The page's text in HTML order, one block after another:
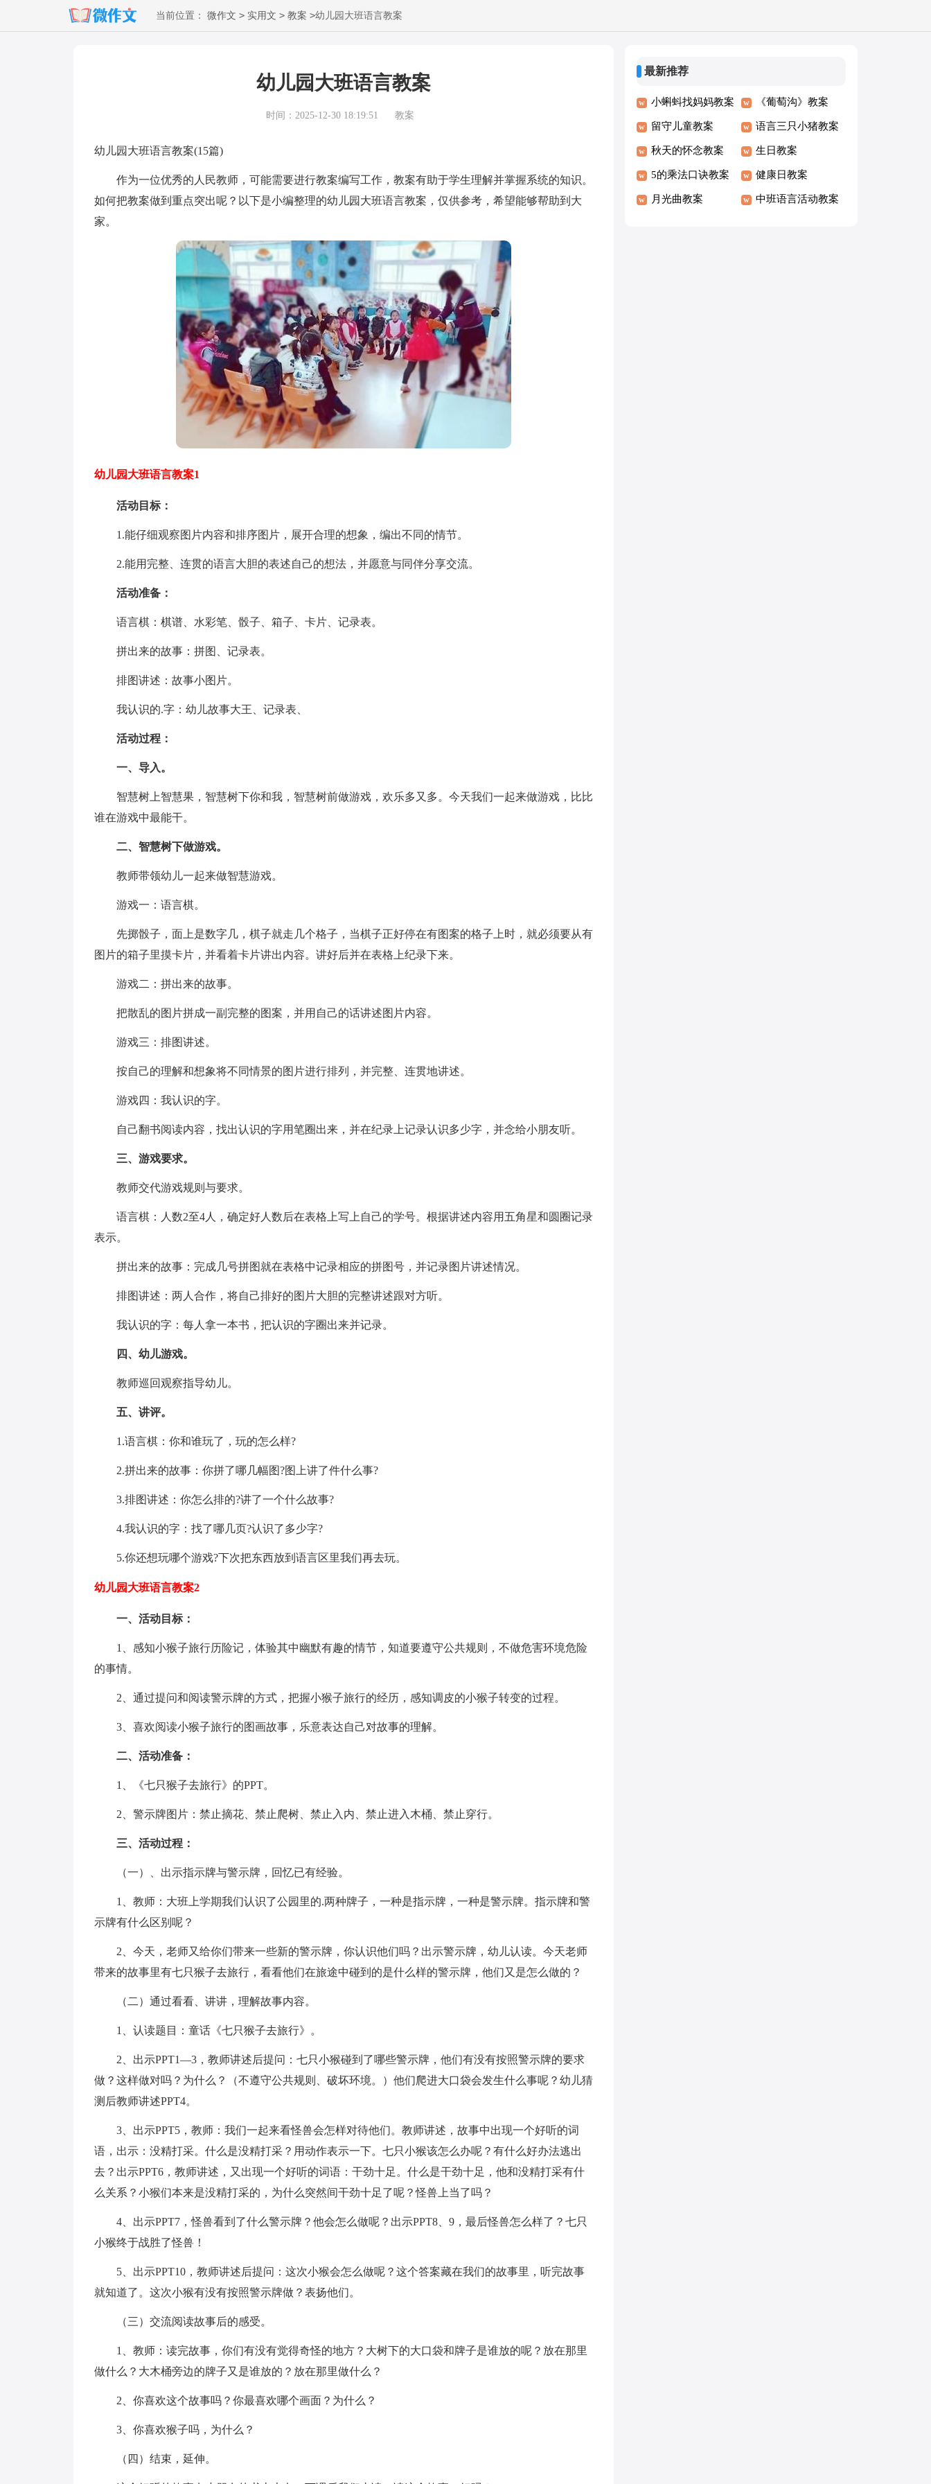
当前位置： 微作文 > 实用文 > 教案 >幼儿园大班语言教案
幼儿园大班语言教案
时间：2025-12-30 18:19:51 教案
幼儿园大班语言教案(15篇)
作为一位优秀的人民教师，可能需要进行教案编写工作，教案有助于学生理解并掌握系统的知识。
如何把教案做到重点突出呢？以下是小编整理的幼儿园大班语言教案，仅供参考，希望能够帮助到大
家。
幼儿园大班语言教案1
活动目标：
1.能仔细观察图片内容和排序图片，展开合理的想象，编出不同的情节。
2.能用完整、连贯的语言大胆的表述自己的想法，并愿意与同伴分享交流。
活动准备：
语言棋：棋谱、水彩笔、骰子、箱子、卡片、记录表。
拼出来的故事：拼图、记录表。
排图讲述：故事小图片。
我认识的.字：幼儿故事大王、记录表、
活动过程：
一、导入。
智慧树上智慧果，智慧树下你和我，智慧树前做游戏，欢乐多又多。今天我们一起来做游戏，比比
谁在游戏中最能干。
二、智慧树下做游戏。
教师带领幼儿一起来做智慧游戏。
游戏一：语言棋。
先掷骰子，面上是数字几，棋子就走几个格子，当棋子正好停在有图案的格子上时，就必须要从有
图片的箱子里摸卡片，并看着卡片讲出内容。讲好后并在表格上纪录下来。
游戏二：拼出来的故事。
把散乱的图片拼成一副完整的图案，并用自己的话讲述图片内容。
游戏三：排图讲述。
按自己的理解和想象将不同情景的图片进行排列，并完整、连贯地讲述。
游戏四：我认识的字。
自己翻书阅读内容，找出认识的字用笔圈出来，并在纪录上记录认识多少字，并念给小朋友听。
三、游戏要求。
教师交代游戏规则与要求。
语言棋：人数2至4人，确定好人数后在表格上写上自己的学号。根据讲述内容用五角星和圆圈记录
表示。
拼出来的故事：完成几号拼图就在表格中记录相应的拼图号，并记录图片讲述情况。
排图讲述：两人合作，将自己排好的图片大胆的完整讲述跟对方听。
我认识的字：每人拿一本书，把认识的字圈出来并记录。
四、幼儿游戏。
教师巡回观察指导幼儿。
五、讲评。
1.语言棋：你和谁玩了，玩的怎么样?
2.拼出来的故事：你拼了哪几幅图?图上讲了件什么事?
3.排图讲述：你怎么排的?讲了一个什么故事?
4.我认识的字：找了哪几页?认识了多少字?
5.你还想玩哪个游戏?下次把东西放到语言区里我们再去玩。
幼儿园大班语言教案2
一、活动目标：
1、感知小猴子旅行历险记，体验其中幽默有趣的情节，知道要遵守公共规则，不做危害环境危险
的事情。
2、通过提问和阅读警示牌的方式，把握小猴子旅行的经历，感知调皮的小猴子转变的过程。
3、喜欢阅读小猴子旅行的图画故事，乐意表达自己对故事的理解。
二、活动准备：
1、《七只猴子去旅行》的PPT。
2、警示牌图片：禁止摘花、禁止爬树、禁止入内、禁止进入木桶、禁止穿行。
三、活动过程：
（一）、出示指示牌与警示牌，回忆已有经验。
1、教师：大班上学期我们认识了公园里的.两种牌子，一种是指示牌，一种是警示牌。指示牌和警
示牌有什么区别呢？
2、今天，老师又给你们带来一些新的警示牌，你认识他们吗？出示警示牌，幼儿认读。今天老师
带来的故事里有七只猴子去旅行，看看他们在旅途中碰到的是什么样的警示牌，他们又是怎么做的？
（二）通过看看、讲讲，理解故事内容。
1、认读题目：童话《七只猴子去旅行》。
2、出示PPT1—3，教师讲述后提问：七只小猴碰到了哪些警示牌，他们有没有按照警示牌的要求
做？这样做对吗？为什么？（不遵守公共规则、破坏环境。）他们爬进大口袋会发生什么事呢？幼儿猜
测后教师讲述PPT4。
3、出示PPT5，教师：我们一起来看怪兽会怎样对待他们。教师讲述，故事中出现一个好听的词
语，出示：没精打采。什么是没精打采？用动作表示一下。七只小猴该怎么办呢？有什么好办法逃出
去？出示PPT6，教师讲述，又出现一个好听的词语：干劲十足。什么是干劲十足，他和没精打采有什
么关系？小猴们本来是没精打采的，为什么突然间干劲十足了呢？怪兽上当了吗？
4、出示PPT7，怪兽看到了什么警示牌？他会怎么做呢？出示PPT8、9，最后怪兽怎么样了？七只
小猴终于战胜了怪兽！
5、出示PPT10，教师讲述后提问：这次小猴会怎么做呢？这个答案藏在我们的故事里，听完故事
就知道了。这次小猴有没有按照警示牌做？表扬他们。
（三）交流阅读故事后的感受。
1、教师：读完故事，你们有没有觉得奇怪的地方？大树下的大口袋和牌子是谁放的呢？放在那里
做什么？大木桶旁边的牌子又是谁放的？放在那里做什么？
2、你喜欢这个故事吗？你最喜欢哪个画面？为什么？
3、你喜欢猴子吗，为什么？
（四）结束，延伸。
最新推荐
小蝌蚪找妈妈教案 《葡萄沟》教案
留守儿童教案 语言三只小猪教案
秋天的怀念教案 生日教案
5的乘法口诀教案 健康日教案
月光曲教案 中班语言活动教案